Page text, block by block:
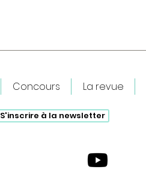
Concours La revue
S'inscrire à la newsletter